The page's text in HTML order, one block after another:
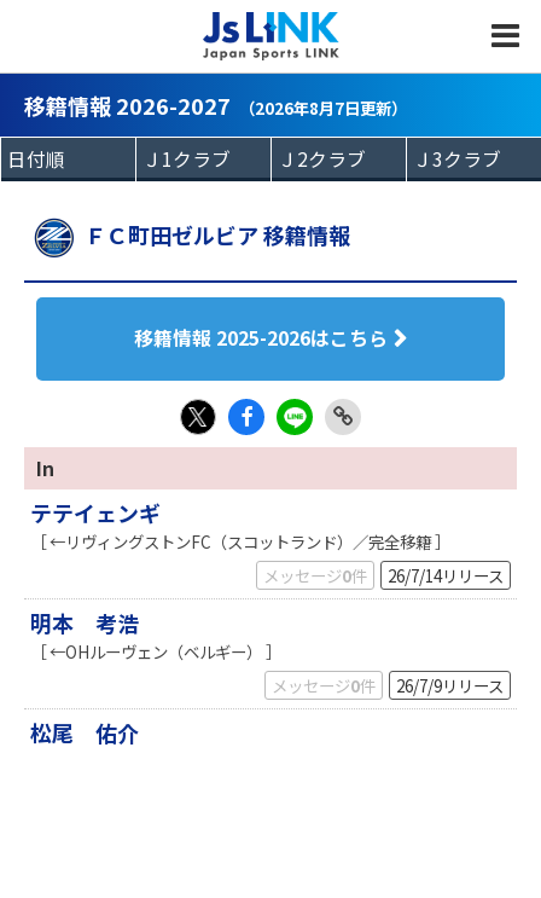
移籍情報 2026-2027 （2026年8月7日更新）
ＦＣ町田ゼルビア 移籍情報
移籍情報 2025-2026はこちら
X
Fac
eb
LIN
E
Link
Copy
In
テテイェンギ
［ ←リヴィングストンFC（スコットランド）／完全移籍 ］
メッセージ0件 26/7/14リリース
明本 考浩
［ ←OHルーヴェン（ベルギー） ］
メッセージ0件 26/7/9リリース
松尾 佑介